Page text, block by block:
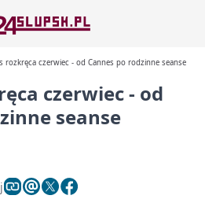
rozkręca czerwiec - od Cannes po rodzinne seanse
czerwiec - od
seanse